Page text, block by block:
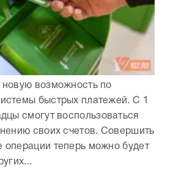
новую возможность по
быстрых платежей. С 1
смогут воспользоваться
своих счетов. Совершить
операции теперь можно будет